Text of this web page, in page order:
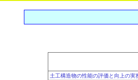
土工構造物の性能の評価と向上の実